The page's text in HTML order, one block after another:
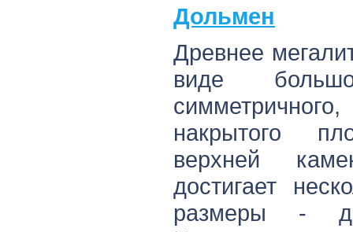
Дольмен
Древнее
виде
накрытого
верхней
достигает
размеры -